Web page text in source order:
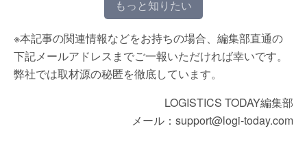
もっと知りたい
※本記事の関連情報などをお持ちの場合、編集部直通の
下記メールアドレスまでご一報いただければ幸いです。
弊社では取材源の秘匿を徹底しています。
LOGISTICS TODAY編集部
メール：support@logi-today.com